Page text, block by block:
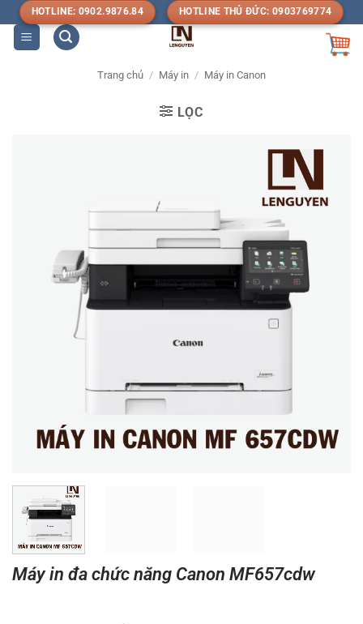
qua
nội
HOTLINE: 0902.9876.84 HOTLINE THỦ ĐỨC: 0903769774
Trang chủ / Máy in / Máy in Canon
LỌC
Máy in đa chức năng Canon MF657cdw